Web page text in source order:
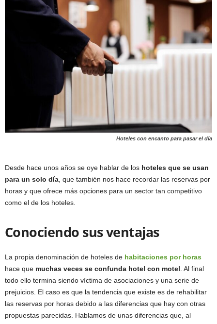
Hoteles con encanto para pasar el día
Desde hace unos años se oye hablar de los hoteles que se usan
para un solo día, que también nos hace recordar las reservas por
horas y que ofrece más opciones para un sector tan competitivo
como el de los hoteles.
Conociendo sus ventajas
La propia denominación de hoteles de habitaciones por horas
hace que muchas veces se confunda hotel con motel. Al final
todo ello termina siendo víctima de asociaciones y una serie de
prejuicios. El caso es que la tendencia que existe es de rehabilitar
las reservas por horas debido a las diferencias que hay con otras
propuestas parecidas. Hablamos de unas diferencias que, al